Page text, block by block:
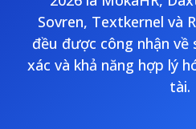
Sovren, Textkernel và
đều được công nhận
xác và khả năng hợp lý
tài.